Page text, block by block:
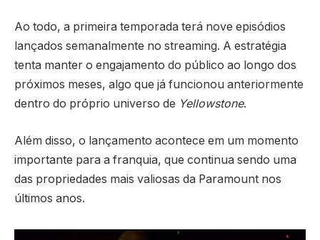
Ao todo, a primeira temporada terá nove episódios
lançados semanalmente no streaming. A estratégia
tenta manter o engajamento do público ao longo dos
próximos meses, algo que já funcionou anteriormente
dentro do próprio universo de Yellowstone.
Além disso, o lançamento acontece em um momento
importante para a franquia, que continua sendo uma
das propriedades mais valiosas da Paramount nos
últimos anos.